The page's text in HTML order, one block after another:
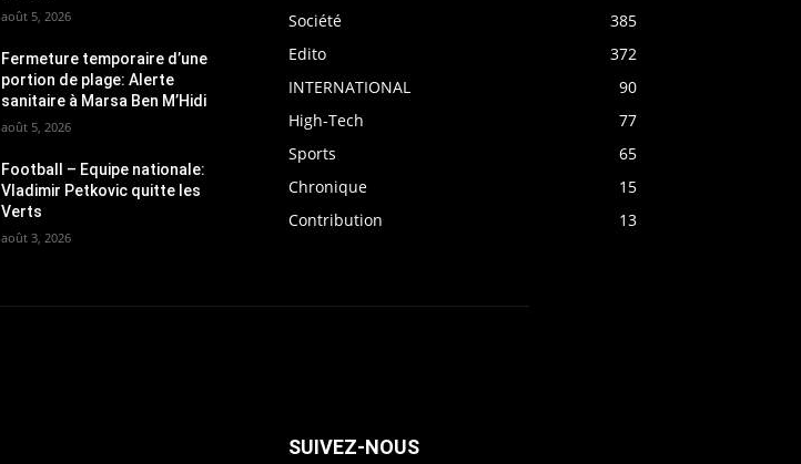
août 5, 2026
Fermeture temporaire d’une
portion de plage: Alerte
sanitaire à Marsa Ben M’Hidi
août 5, 2026
Football – Equipe nationale:
Vladimir Petkovic quitte les
Verts
août 3, 2026
Société
385
Edito
372
INTERNATIONAL
90
High-Tech
77
Sports
65
Chronique
15
Contribution
13
SUIVEZ-NOUS